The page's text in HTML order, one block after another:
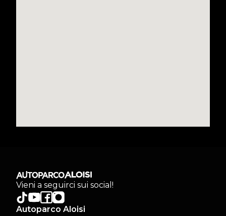
Vieni a seguirci sui social!
Autoparco Aloisi